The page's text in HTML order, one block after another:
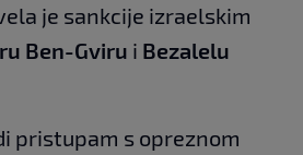
je sankcije izraelskim
Ben-Gviru i Bezalelu
pristupam s opreznom